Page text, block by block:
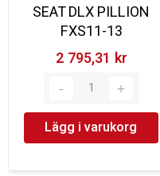
SEAT DLX PILLION
FXS11-13
2 795,31 kr‎
Lägg i varukorg